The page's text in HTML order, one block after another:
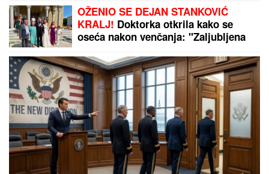
PRIČALO SE DA SE RAZVODEOvako
se Đanijev sin i snaja ponašaju kad
ih niko ne gleda, Minja objavila
fotografiju sa suprugom, jedan detalj
jasno otkriva u kakvom su braku